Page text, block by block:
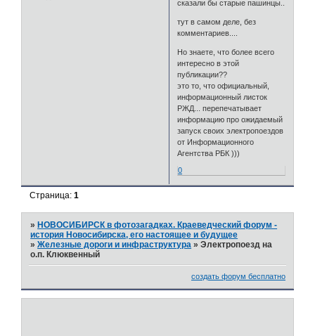
сказали бы старые пашинцы..
тут в самом деле, без
комментариев....
Но знаете, что более всего
интересно в этой
публикации??
это то, что официальный,
информационный листок
РЖД... перепечатывает
информацию про ожидаемый
запуск своих электропоездов
от Информационного
Агентства РБК )))
0
Страница:1
»НОВОСИБИРСК в фотозагадках. Краеведческий форум -
история Новосибирска, его настоящее и будущее
»Железные дороги и инфраструктура »Электропоезд на
о.п. Клюквенный
создать форум бесплатно